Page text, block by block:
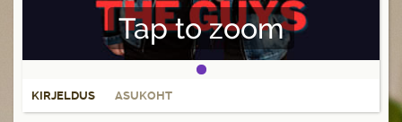
Tap to zoom
KIRJELDUS ASUKOHT